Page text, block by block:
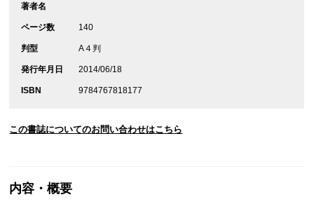
著者名
ページ数 140
判型 A４判
発行年月日 2014/06/18
ISBN 9784767818177
この書誌についてのお問い合わせはこちら
内容・概要